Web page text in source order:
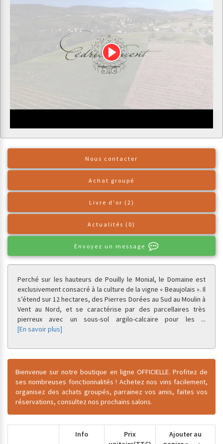
Nous contacter
Achat groupé
Livre d'or (2)
Actualités (0)
Envoyez un message
Perché sur les hauteurs de Pouilly le Monial, le Domaine est
exclusivement consacré à la culture de la vigne « Beaujolais ». Il
s’étend sur 12 hectares, des Pierres Dorées au Sud au Moulin à
Vent au Nord, et se caractérise par des parcellaires très
pierreux avec un sous-sol argilo-calcaire pour les ...
[En savoir plus]
Bienvenue sur notre boutique en ligne OFFICIELLE. Profitez de
ses nombreuses fonctionnalités ! Achetez nos vins facilement,
organisez des achats groupés, parrainez vos amis, faites vos
réservations, consultez nos prochains salons.
Info
Prix
Ajouter au